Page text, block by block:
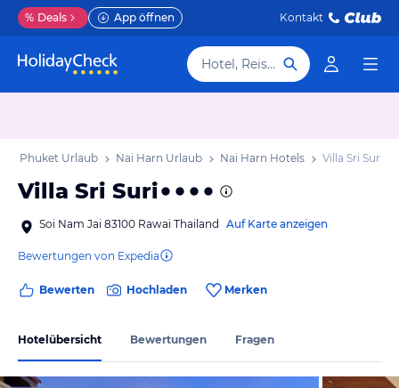
% Deals App öffnen Kontakt
Hotel, Reiseziel
Phuket Urlaub Nai Harn Urlaub Nai Harn Hotels Villa Sri Suri
Villa Sri Suri
Soi Nam Jai 83100 Rawai Thailand Auf Karte anzeigen
Bewertungen von Expedia
Bewerten Hochladen Merken
Hotelübersicht Bewertungen Fragen